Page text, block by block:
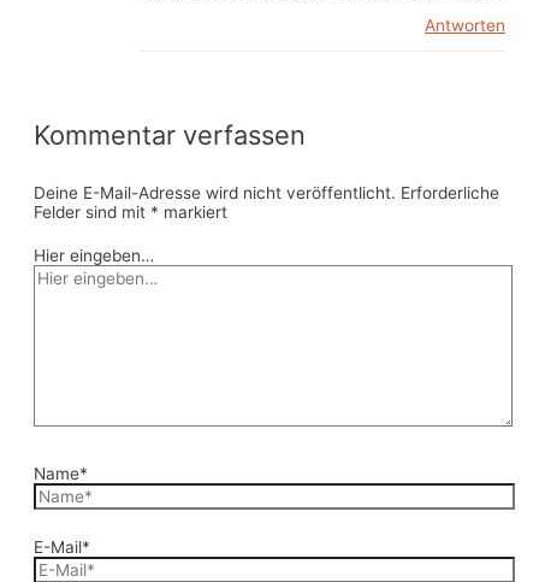
Antworten
Kommentar verfassen
Deine E-Mail-Adresse wird nicht veröffentlicht. Erforderliche
Felder sind mit * markiert
Hier eingeben…
Name*
E-Mail*